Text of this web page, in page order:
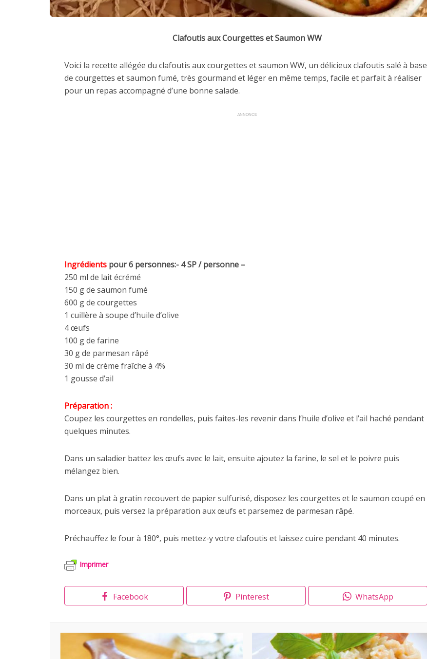
Clafoutis aux Courgettes et Saumon WW
Voici la recette allégée du clafoutis aux courgettes et saumon WW, un délicieux clafoutis salé à base
de courgettes et saumon fumé, très gourmand et léger en même temps, facile et parfait à réaliser
pour un repas accompagné d’une bonne salade.
ANNONCE
Ingrédients pour 6 personnes:- 4 SP / personne –
250 ml de lait écrémé
150 g de saumon fumé
600 g de courgettes
1 cuillère à soupe d’huile d’olive
4 œufs
100 g de farine
30 g de parmesan râpé
30 ml de crème fraîche à 4%
1 gousse d’ail
Préparation :
Coupez les courgettes en rondelles, puis faites-les revenir dans l’huile d’olive et l’ail haché pendant
quelques minutes.
Dans un saladier battez les œufs avec le lait, ensuite ajoutez la farine, le sel et le poivre puis
mélangez bien.
Dans un plat à gratin recouvert de papier sulfurisé, disposez les courgettes et le saumon coupé en
morceaux, puis versez la préparation aux œufs et parsemez de parmesan râpé.
Préchauffez le four à 180°, puis mettez-y votre clafoutis et laissez cuire pendant 40 minutes.
Imprimer
Facebook Pinterest WhatsApp